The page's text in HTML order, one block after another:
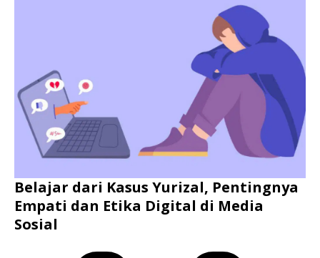
Belajar dari Kasus Yurizal, Pentingnya
Empati dan Etika Digital di Media
Sosial